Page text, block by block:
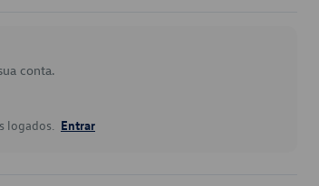
conta.
logados. Entrar